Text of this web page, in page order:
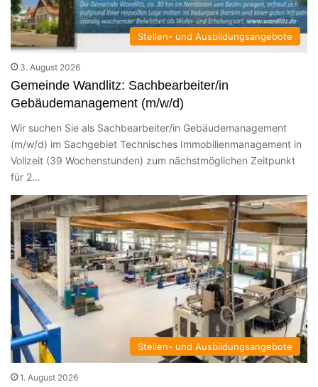
Stellen- und Ausbildungsangebote
3. August 2026
Gemeinde Wandlitz: Sachbearbeiter/in
Gebäudemanagement (m/w/d)
Wir suchen Sie als Sachbearbeiter/in Gebäudemanagement
(m/w/d) im Sachgebiet Technisches Immobilienmanagement in
Vollzeit (39 Wochenstunden) zum nächstmöglichen Zeitpunkt
für 2…
Stellen- und Ausbildungsangebote
1. August 2026